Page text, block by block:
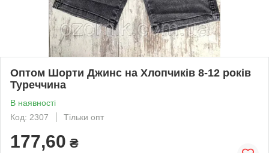
Оптом Шорти Джинс на Хлопчиків 8-12 років
Туреччина
В наявності
Код: 2307
Тільки опт
177,60 ₴